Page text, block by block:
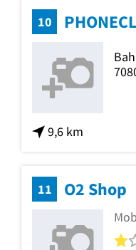
10
9,6 km
11 O2 Shop